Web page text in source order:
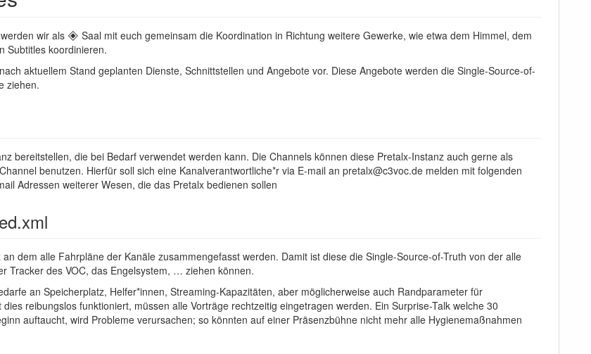
wir als 🞛 Saal mit euch gemeinsam die Koordination in Richtung weitere Gewerke, wie etwa dem Himmel, dem
Subtitles koordinieren.
aktuellem Stand geplanten Dienste, Schnittstellen und Angebote vor. Diese Angebote werden die Single-Source-of-
ziehen.
bereitstellen, die bei Bedarf verwendet werden kann. Die Channels können diese Pretalx-Instanz auch gerne als
benutzen. Hierfür soll sich eine Kanalverantwortliche*r via E-mail an pretalx@c3voc.de melden mit folgenden
Adressen weiterer Wesen, die das Pretalx bedienen sollen
dem alle Fahrpläne der Kanäle zusammengefasst werden. Damit ist diese die Single-Source-of-Truth von der alle
Tracker des VOC, das Engelsystem, … ziehen können.
an Speicherplatz, Helfer*innen, Streaming-Kapazitäten, aber möglicherweise auch Randparameter für
reibungslos funktioniert, müssen alle Vorträge rechtzeitig eingetragen werden. Ein Surprise-Talk welche 30
auftaucht, wird Probleme verursachen; so könnten auf einer Präsenzbühne nicht mehr alle Hygienemaßnahmen